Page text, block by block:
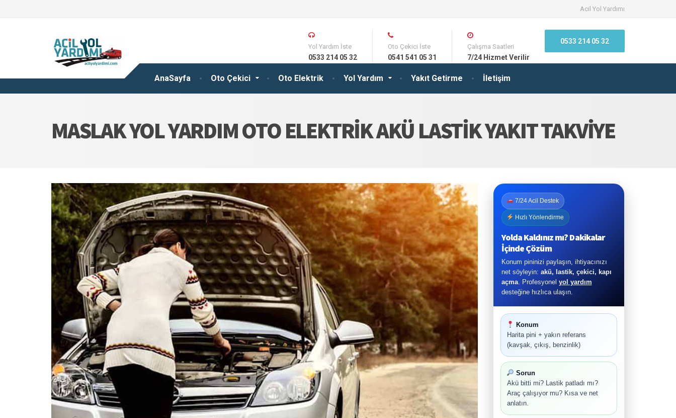
Acil Yol Yardımı
AnaSayfa Oto Çekici Oto Elektrik Yol Yardım Yakıt Getirme İletişim
Yol Yardım İste
0533 214 05 32
Oto Çekici İste
0541 541 05 31
Çalışma Saatleri
7/24 Hizmet Verilir
0533 214 05 32
MASLAK YOL YARDIM OTO ELEKTRIK AKÜ LASTIK YAKIT TAKVIYE
7/24 Acil Destek
Hızlı Yönlendirme
Yolda Kaldınız mı? Dakikalar
İçinde Çözüm
Konum pininizi paylaşın, ihtiyacınızı
net söyleyin: akü, lastik, çekici, kapı
açma. Profesyonel yol yardım
desteğine hızlıca ulaşın.
Konum
Harita pini + yakın referans
(kavşak, çıkış, benzinlik)
Sorun
Akü bitti mi? Lastik patladı mı?
Araç çalışıyor mu? Kısa ve net
anlatın.